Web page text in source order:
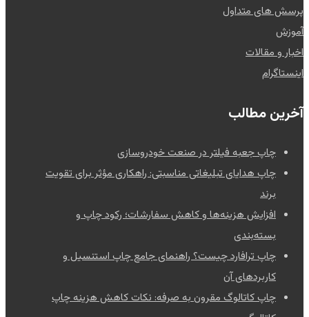
پرسش های متداول
آموزش
اخبار و مقالات
اینستاگرام
آخرین مطالب
چاپ جعبه فیلتر در صنعت خودروسازی
چاپ هدایای تبلیغاتی مناسبتی: راهکاری مؤثر برای تقویت
برند
افزایش هزینه‌ها و کاهش سفارشات؛ رکود چاپ و
بسته‌بندی
چاپ ترافارد چیست؟ راهنمای جامع چاپ استنسیل و
کاربردهای آن
چاپ کاتالوگ مقرون به صرفه: نکات کاهش هزینه چاپ